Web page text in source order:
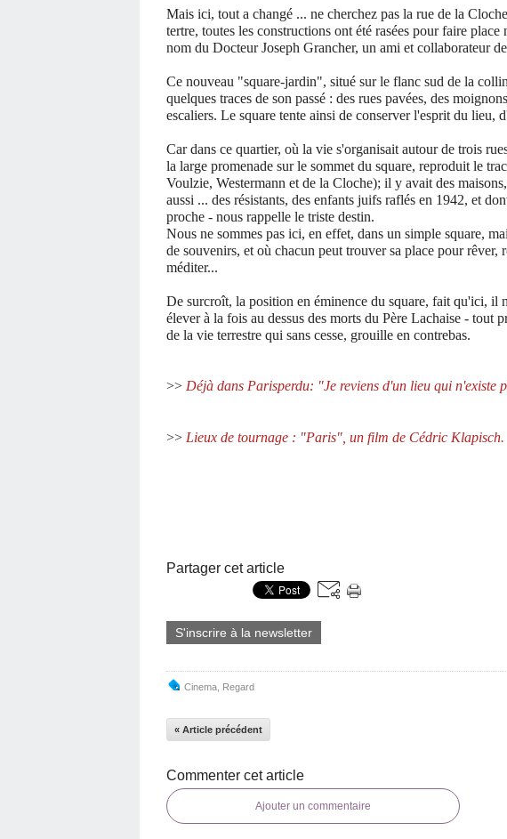
Mais ici, tout a changé ... ne cherchez pas la rue de la
tertre, toutes les constructions ont été rasées pour faire place
nom du Docteur Joseph Grancher, un ami et collaborateur de
Ce nouveau "square-jardin", situé sur le flanc sud de la
quelques traces de son passé : des rues pavées, des
escaliers. Le square tente ainsi de conserver l'esprit du lieu,
Car dans ce quartier, où la vie s'organisait autour de trois
la large promenade sur le sommet du square, reproduit le
Voulzie, Westermann et de la Cloche); il y avait des
aussi ... des résistants, des enfants juifs raflés en 1942, et
proche - nous rappelle le triste destin.
Nous ne sommes pas ici, en effet, dans un simple square,
de souvenirs, et où chacun peut trouver sa place pour rêver,
méditer...
De surcroît, la position en éminence du square, fait qu'ici, il
élever à la fois au dessus des morts du Père Lachaise - tout
de la vie terrestre qui sans cesse, grouille en contrebas.
>> Déjà dans Parisperdu: "Je reviens d'un lieu qui n'existe
>> Lieux de tournage : "Paris", un film de Cédric Klapisch.
Partager cet article
S'inscrire à la newsletter
Cinema Regard
« Article précédent
Commenter cet article
Ajouter un commentaire